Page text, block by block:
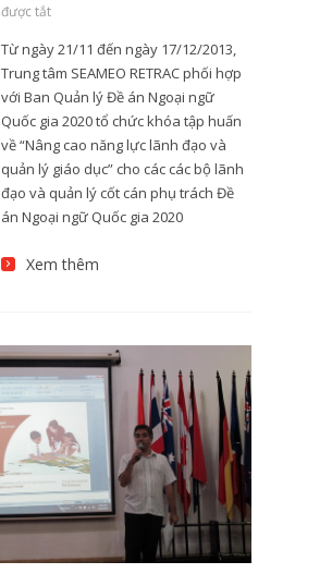
được tắt
Từ ngày 21/11 đến ngày 17/12/2013,
Trung tâm SEAMEO RETRAC phối hợp
với Ban Quản lý Đề án Ngoại ngữ
Quốc gia 2020 tổ chức khóa tập huấn
về “Nâng cao năng lực lãnh đạo và
quản lý giáo dục” cho các các bộ lãnh
đạo và quản lý cốt cán phụ trách Đề
án Ngoại ngữ Quốc gia 2020
Xem thêm